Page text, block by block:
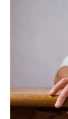
SERVIZI ALLE